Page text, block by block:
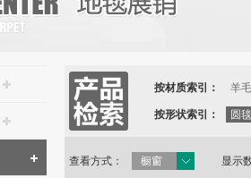
按材质索引： 羊
按形状索引： 圆毯
查看方式： 橱窗 显示